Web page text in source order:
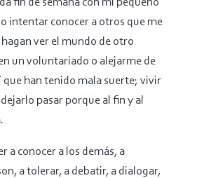
fin de semana con mi pequeño
intentar conocer a otros que me
ver el mundo de otro
un voluntariado o alejarme de
que han tenido mala suerte; vivir
pasar porque al fin y al
conocer a los demás, a
a tolerar, a debatir, a dialogar,